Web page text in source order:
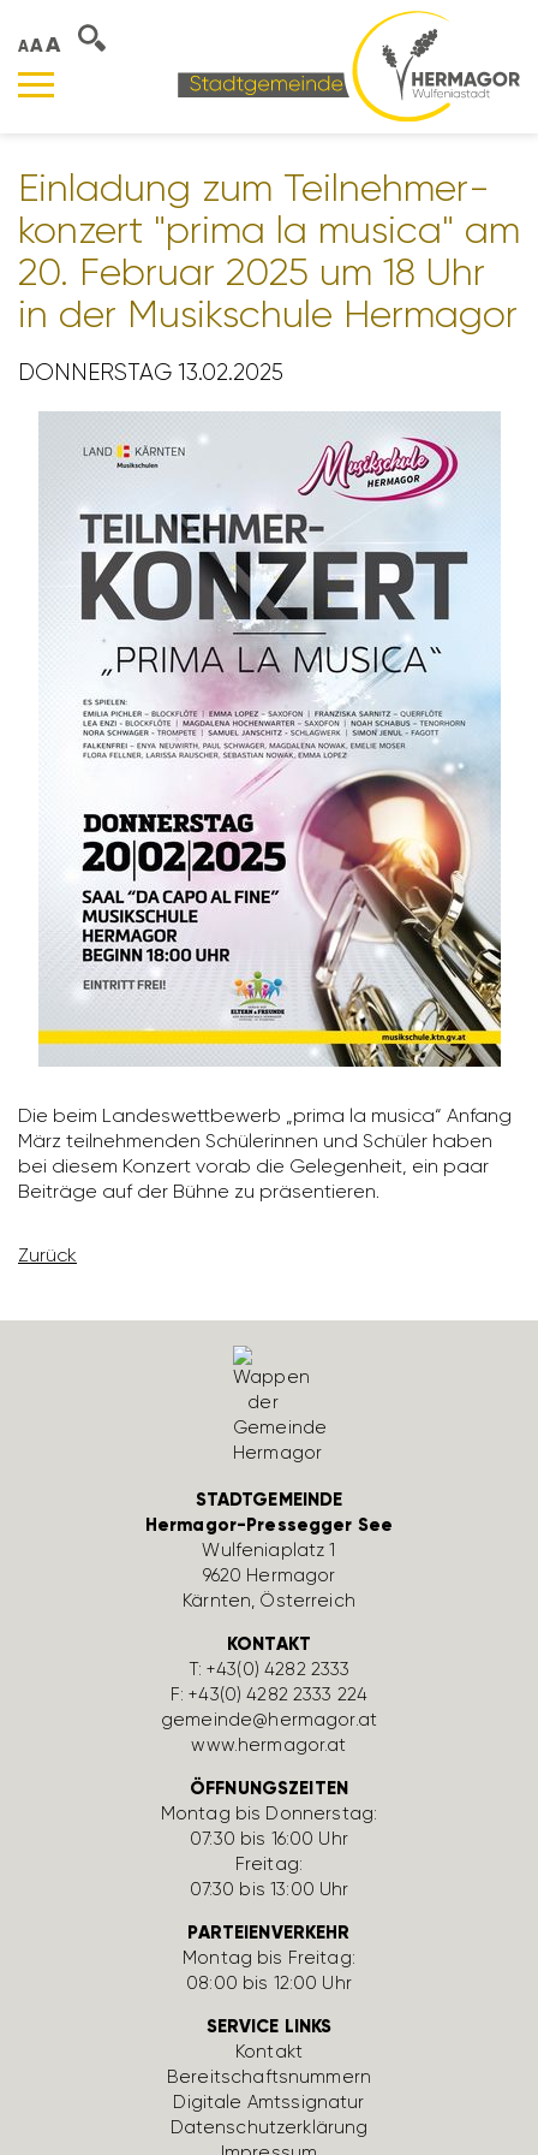
AAA
Einla­dung zum Teil­neh­mer­
kon­zert "prima la musica" am
20. Februar 2025 um 18 Uhr
in der Musik­schule Hermagor
DONNERSTAG 13.02.2025
Die beim Landes­wett­be­werb „prima la musica“ Anfang
März teil­neh­menden Schü­le­rinnen und Schüler haben
bei diesem Konzert vorab die Gele­gen­heit, ein paar
Beiträge auf der Bühne zu präsen­tieren.
Zurück
STADTGEMEINDE
Hermagor-Pressegger See
Wulfe­nia­platz 1
9620 Hermagor
Kärnten, Öster­reich
KONTAKT
T:+43(0) 4282 2333
F: +43(0) 4282 2333 224
gemeinde@hermagor.at
www.hermagor.at
ÖFFNUNGSZEITEN
Montag bis Donnerstag:
07:30 bis 16:00 Uhr
Freitag:
07:30 bis 13:00 Uhr
PARTEIENVERKEHR
Montag bis Freitag:
08:00 bis 12:00 Uhr
SERVICE LINKS
Kontakt
Bereit­schafts­num­mern
Digi­tale Amts­si­gnatur
Daten­schutz­er­klä­rung